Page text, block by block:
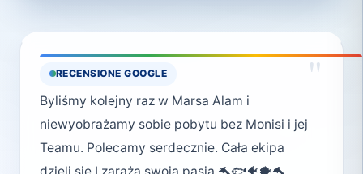
RECENSIONE GOOGLE "
Byliśmy kolejny raz w Marsa Alam i
niewyobrażamy sobie pobytu bez Monisi i jej
Teamu. Polecamy serdecznie. Cała ekipa